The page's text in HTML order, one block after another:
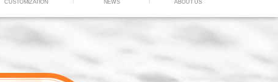
CUSTOMIZATION NEWS ABOUT US